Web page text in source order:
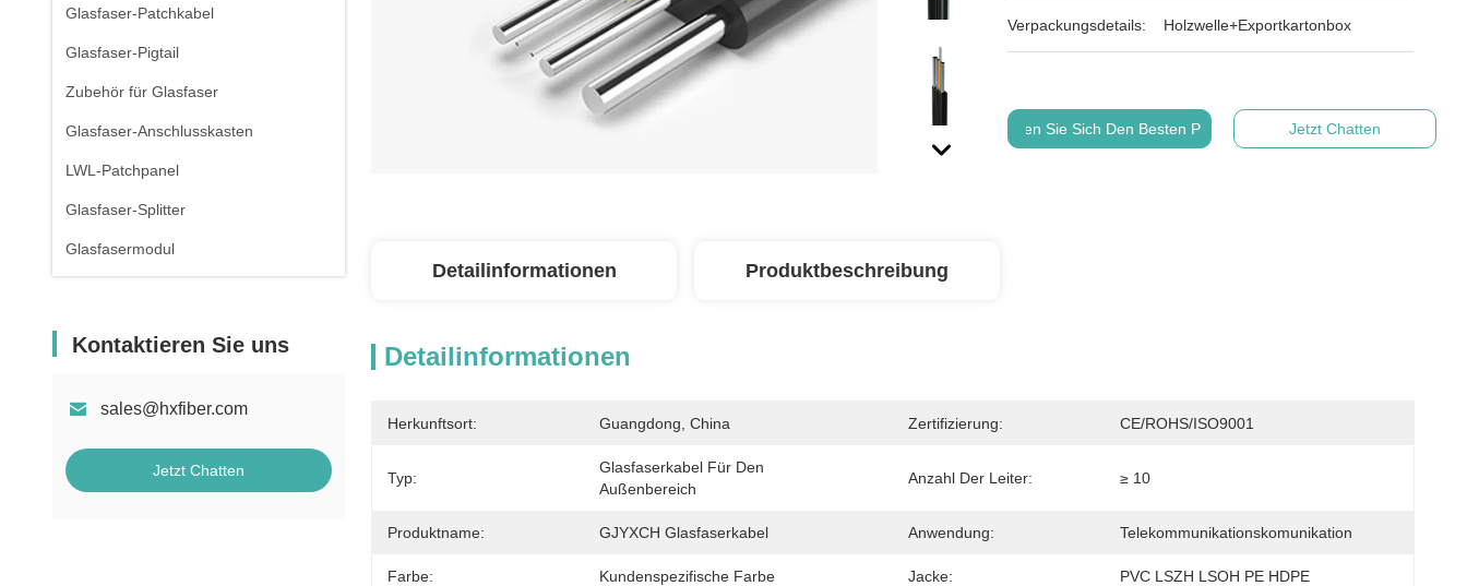
Glasfaser-Patchkabel
Glasfaser-Pigtail
Zubehör für Glasfaser
Glasfaser-Anschlusskasten
LWL-Patchpanel
Glasfaser-Splitter
Glasfasermodul
Kontaktieren Sie uns
sales@hxfiber.com
Jetzt Chatten
Verpackungsdetails: Holzwelle+Exportkartonbox
Holen Sie Sich Den Besten Preis Jetzt Chatten
Detailinformationen Produktbeschreibung
Detailinformationen
Herkunftsort: Guangdong, China Zertifizierung: CE/ROHS/ISO9001
Typ:
Glasfaserkabel Für Den
Außenbereich
Anzahl Der Leiter: ≥ 10
Produktname: GJYXCH Glasfaserkabel Anwendung: Telekommunikationskomunikation
Farbe: Kundenspezifische Farbe Jacke: PVC LSZH LSOH PE HDPE